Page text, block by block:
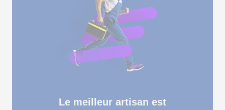
Le meilleur artisan est